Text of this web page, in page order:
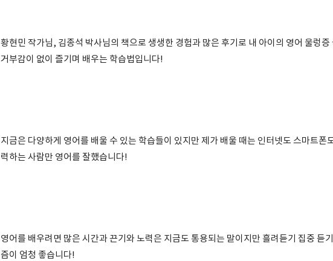
황현민 작가님, 김종석 박사님의 책으로 생생한 경험과 많은 후기로 내 아이의 영어 울렁증
거부감이 없이 즐기며 배우는 학습법입니다!
지금은 다양하게 영어를 배울 수 있는 학습들이 있지만 제가 배울 때는 인터넷도 스마트폰
력하는 사람만 영어를 잘했습니다!
영어를 배우려면 많은 시간과 끈기와 노력은 지금도 통용되는 말이지만 흘려듣기 집중 듣
즘이 엄청 좋습니다!